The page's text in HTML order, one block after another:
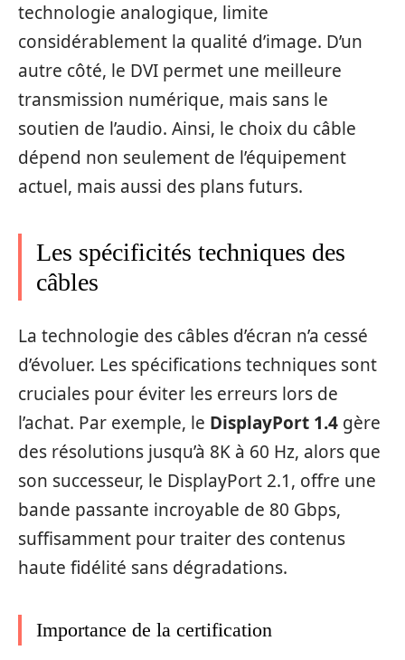
technologie analogique, limite
considérablement la qualité d’image. D’un
autre côté, le DVI permet une meilleure
transmission numérique, mais sans le
soutien de l’audio. Ainsi, le choix du câble
dépend non seulement de l’équipement
actuel, mais aussi des plans futurs.
Les spécificités techniques des
câbles
La technologie des câbles d’écran n’a cessé
d’évoluer. Les spécifications techniques sont
cruciales pour éviter les erreurs lors de
l’achat. Par exemple, le DisplayPort 1.4 gère
des résolutions jusqu’à 8K à 60 Hz, alors que
son successeur, le DisplayPort 2.1, offre une
bande passante incroyable de 80 Gbps,
suffisamment pour traiter des contenus
haute fidélité sans dégradations.
Importance de la certification